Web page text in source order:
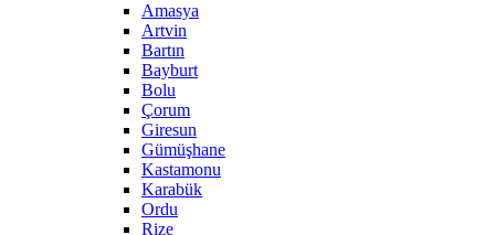
Amasya
Artvin
Bartın
Bayburt
Bolu
Çorum
Giresun
Gümüşhane
Kastamonu
Karabük
Ordu
Rize